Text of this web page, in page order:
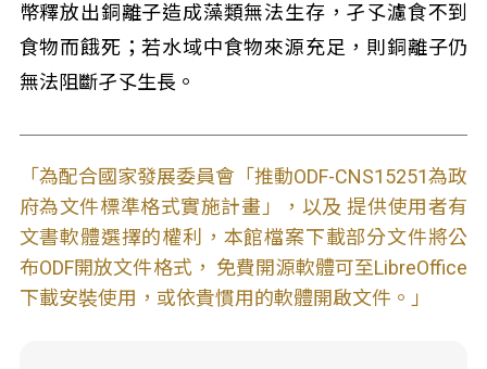
幣釋放出銅離子造成藻類無法生存，孑孓濾食不到
食物而餓死；若水域中食物來源充足，則銅離子仍
無法阻斷孑孓生長。
「為配合國家發展委員會「推動ODF-CNS15251為政
府為文件標準格式實施計畫」，以及 提供使用者有
文書軟體選擇的權利，本館檔案下載部分文件將公
布ODF開放文件格式， 免費開源軟體可至LibreOffice
下載安裝使用，或依貴慣用的軟體開啟文件。」